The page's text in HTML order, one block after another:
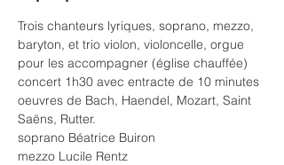
Trois chanteurs lyriques, soprano, mezzo,
baryton, et trio violon, violoncelle, orgue
pour les accompagner (église chauffée)
concert 1h30 avec entracte de 10 minutes
oeuvres de Bach, Haendel, Mozart, Saint
Saëns, Rutter.
soprano Béatrice Buiron
mezzo Lucile Rentz